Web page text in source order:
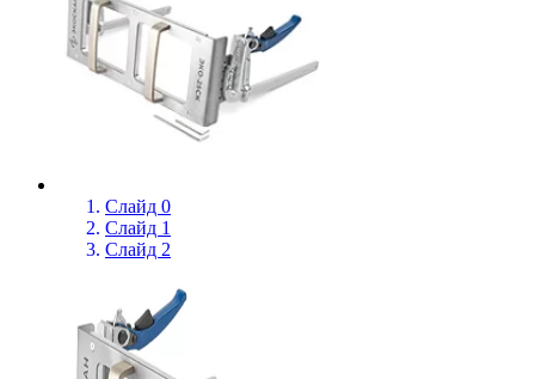
Слайд 0
Слайд 1
Слайд 2